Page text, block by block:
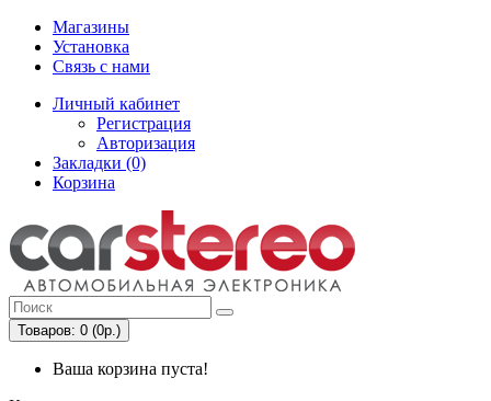
Магазины
Установка
Связь с нами
Личный кабинет
Регистрация
Авторизация
Закладки (0)
Корзина
Товаров: 0 (0р.)
Ваша корзина пуста!